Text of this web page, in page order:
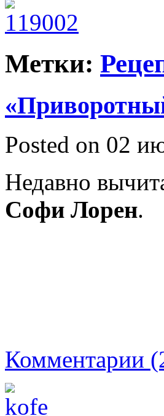
Метки:
Posted on 02
Недавно
Софи Лорен.
Комментарии